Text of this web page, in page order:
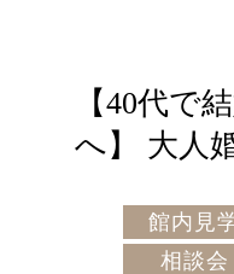
【40代で
へ】 大人
館内見
相談会